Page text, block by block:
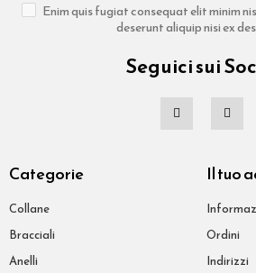
Enim quis fugiat consequat elit minim
deserunt aliquip nisi ex
Seguici sui
Categorie
Collane
Bracciali
Anelli
Il tuo
Ordini
Indirizzi